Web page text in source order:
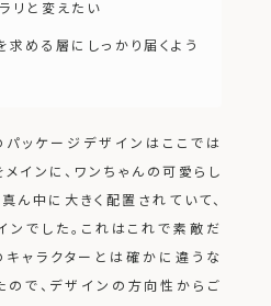
リと変えたい
求める層にしっかり届くよう
パッケージデザインはここでは
インに、ワンちゃんの可愛らし
ん中に大きく配置されていて、
でした。 これはこれで素敵だ
キャラクターとは確かに違うな
で、 デザインの方向性からご